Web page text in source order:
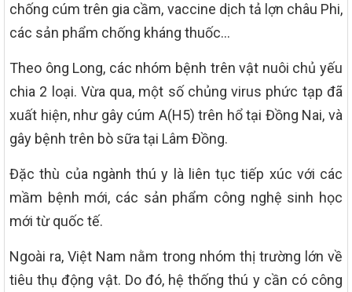
chống cúm trên gia cầm, vaccine dịch tả lợn châu Phi,
các sản phẩm chống kháng thuốc…
Theo ông Long, các nhóm bệnh trên vật nuôi chủ yếu
chia 2 loại. Vừa qua, một số chủng virus phức tạp đã
xuất hiện, như gây cúm A(H5) trên hổ tại Đồng Nai, và
gây bệnh trên bò sữa tại Lâm Đồng.
Đặc thù của ngành thú y là liên tục tiếp xúc với các
mầm bệnh mới, các sản phẩm công nghệ sinh học
mới từ quốc tế.
Ngoài ra, Việt Nam nằm trong nhóm thị trường lớn về
tiêu thụ động vật. Do đó, hệ thống thú y cần có công